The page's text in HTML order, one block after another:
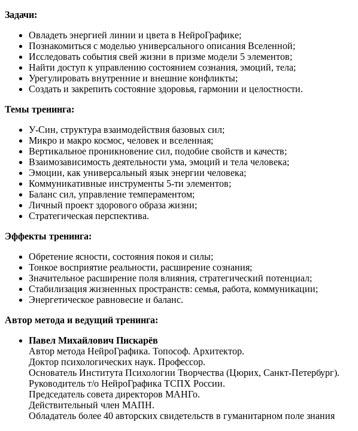
Задачи:
Овладеть энергией линии и цвета в НейроГрафике;
Познакомиться с моделью универсального описания Вселенной;
Исследовать события свей жизни в призме модели 5 элементов;
Найти доступ к управлению состоянием сознания, эмоций, тела;
Урегулировать внутренние и внешние конфликты;
Создать и закрепить состояние здоровья, гармонии и целостности.
Темы тренинга:
У-Син, структура взаимодействия базовых сил;
Микро и макро космос, человек и вселенная;
Вертикальное проникновение сил, подобие свойств и качеств;
Взаимозависимость деятельности ума, эмоций и тела человека;
Эмоции, как универсальный язык энергии человека;
Коммуникативные инструменты 5-ти элементов;
Баланс сил, управление темпераментом;
Личный проект здорового образа жизни;
Стратегическая перспектива.
Эффекты тренинга:
Обретение ясности, состояния покоя и силы;
Тонкое восприятие реальности, расширение сознания;
Значительное расширение поля влияния, стратегический потенциал;
Стабилизация жизненных пространств: семья, работа, коммуникации;
Энергетическое равновесие и баланс.
Автор метода и ведущий тренинга:
Павел Михайлович Пискарёв
Автор метода НейроГрафика. Топософ. Архитектор.
Доктор психологических наук. Профессор.
Основатель Института Психологии Творчества (Цюрих, Санкт-Петербург).
Руководитель т/о НейроГрафика ТСПХ России.
Председатель совета директоров МАНГо.
Действительный член МАПН.
Обладатель более 40 авторских свидетельств в гуманитарном поле знания